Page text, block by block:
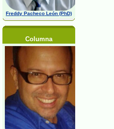
Freddy Pacheco León (PhD)
Columna